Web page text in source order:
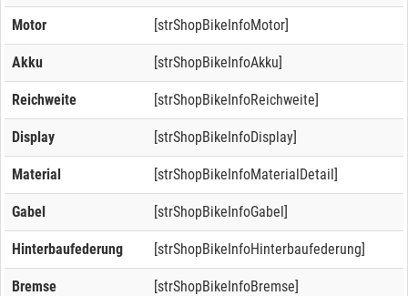
Motor [strShopBikeInfoMotor]
Akku [strShopBikeInfoAkku]
Reichweite [strShopBikeInfoReichweite]
Display [strShopBikeInfoDisplay]
Material [strShopBikeInfoMaterialDetail]
Gabel [strShopBikeInfoGabel]
Hinterbaufederung [strShopBikeInfoHinterbaufederung]
Bremse [strShopBikeInfoBremse]